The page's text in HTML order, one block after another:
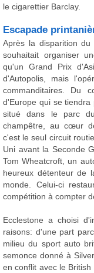
le cigarettier Barclay.
Escapade
Après la disparition du
souhaitait organiser
qu'un Grand Prix
d'Autopolis, mais
commanditaires. Du
d'Europe qui se tiendra
situé dans le parc
champêtre, au cœur
c'est le seul circuit
Uni avant la Seconde
Tom Wheatcroft, un
heureux détenteur de
monde. Celui-ci
compétition à compter
Ecclestone a choisi
raisons: d'une part
milieu du sport auto
semonce donné à
en conflit avec le